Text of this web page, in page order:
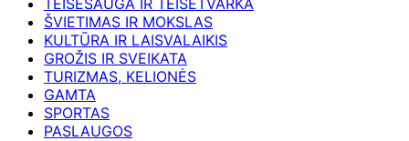
TEISĖSAUGA IR TEISĖTVARKA
ŠVIETIMAS IR MOKSLAS
KULTŪRA IR LAISVALAIKIS
GROŽIS IR SVEIKATA
TURIZMAS, KELIONĖS
GAMTA
SPORTAS
PASLAUGOS